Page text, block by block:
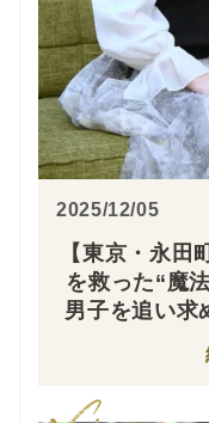
2025/12/05
【東京・永田
を救った“魔
男子を追い求